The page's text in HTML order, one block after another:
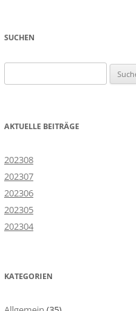
SUCHEN
nach:
AKTUELLE BEITRÄGE
202308
202307
202306
202305
202304
KATEGORIEN